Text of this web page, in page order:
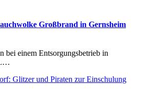
Großbrand in Gernsheim
bei einem Entsorgungsbetrieb in